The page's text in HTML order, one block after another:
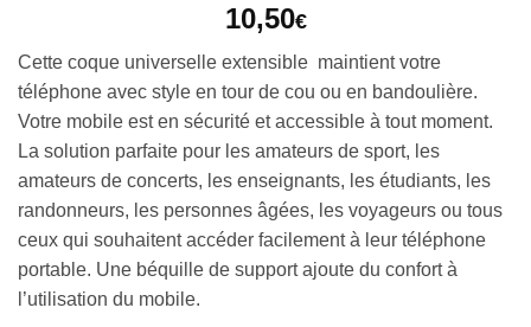
10,50€
Cette coque universelle extensible maintient votre
téléphone avec style en tour de cou ou en bandoulière.
Votre mobile est en sécurité et accessible à tout moment.
La solution parfaite pour les amateurs de sport, les
amateurs de concerts, les enseignants, les étudiants, les
randonneurs, les personnes âgées, les voyageurs ou tous
ceux qui souhaitent accéder facilement à leur téléphone
portable. Une béquille de support ajoute du confort à
l’utilisation du mobile.